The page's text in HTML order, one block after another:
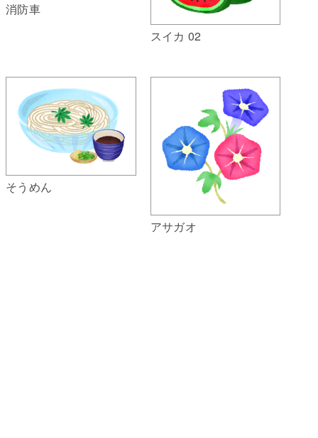
消防車
スイカ 02
そうめん
アサガオ